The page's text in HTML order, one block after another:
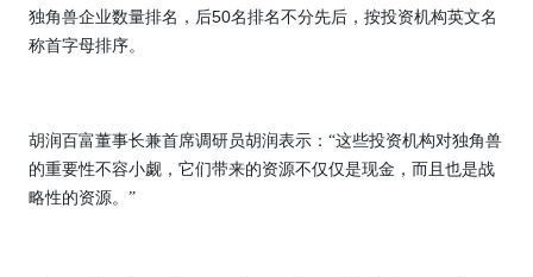
独角兽企业数量排名，后50名排名不分先后，按投资机构英文名
称首字母排序。
胡润百富董事长兼首席调研员胡润表示：“这些投资机构对独角兽
的重要性不容小觑，它们带来的资源不仅仅是现金，而且也是战
略性的资源。”